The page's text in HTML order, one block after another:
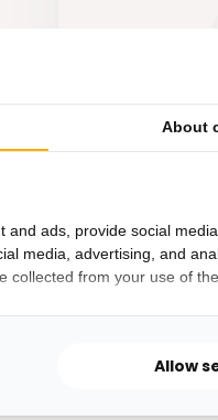
About
and ads, provide social
media, advertising, and
collected from your use of
Allow